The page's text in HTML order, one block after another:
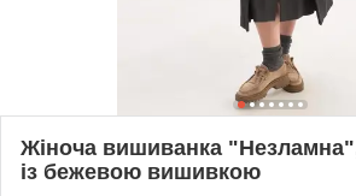
Жіноча вишиванка
із бежевою вишивкою